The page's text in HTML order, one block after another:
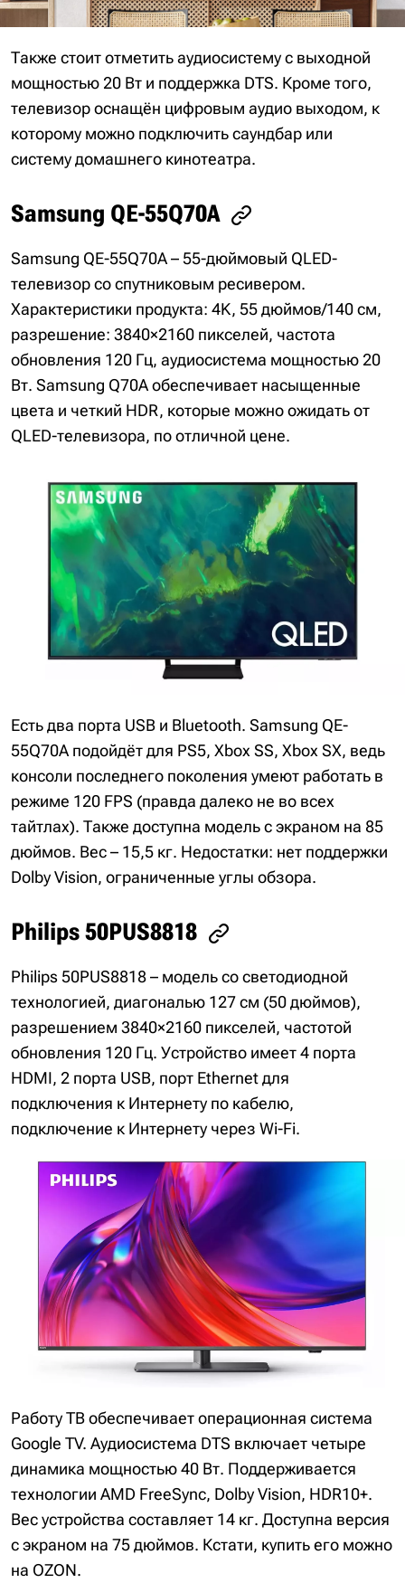
Также стоит отметить аудиосистему с выходной
мощностью 20 Вт и поддержка DTS. Кроме того,
телевизор оснащён цифровым аудио выходом, к
которому можно подключить саундбар или
систему домашнего кинотеатра.
Samsung QE-55Q70A
Samsung QE-55Q70A – 55-дюймовый QLED-
телевизор со спутниковым ресивером.
Характеристики продукта: 4K, 55 дюймов/140 см,
разрешение: 3840×2160 пикселей, частота
обновления 120 Гц, аудиосистема мощностью 20
Вт. Samsung Q70A обеспечивает насыщенные
цвета и четкий HDR, которые можно ожидать от
QLED-телевизора, по отличной цене.
Есть два порта USB и Bluetooth. Samsung QE-
55Q70A подойдёт для PS5, Xbox SS, Xbox SX, ведь
консоли последнего поколения умеют работать в
режиме 120 FPS (правда далеко не во всех
тайтлах). Также доступна модель с экраном на 85
дюймов. Вес – 15,5 кг. Недостатки: нет поддержки
Dolby Vision, ограниченные углы обзора.
Philips 50PUS8818
Philips 50PUS8818 – модель со светодиодной
технологией, диагональю 127 см (50 дюймов),
разрешением 3840×2160 пикселей, частотой
обновления 120 Гц. Устройство имеет 4 порта
HDMI, 2 порта USB, порт Ethernet для
подключения к Интернету по кабелю,
подключение к Интернету через Wi-Fi.
Работу ТВ обеспечивает операционная система
Google TV. Аудиосистема DTS включает четыре
динамика мощностью 40 Вт. Поддерживается
технологии AMD FreeSync, Dolby Vision, HDR10+.
Вес устройства составляет 14 кг. Доступна версия
с экраном на 75 дюймов. Кстати, купить его можно
на OZON.